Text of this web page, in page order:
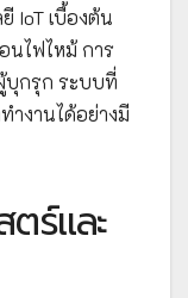
IoT เบื้องต้น
นไฟไหม้ การ
บุกรุก ระบบที่
ำงานได้อย่างมี
ร์และ